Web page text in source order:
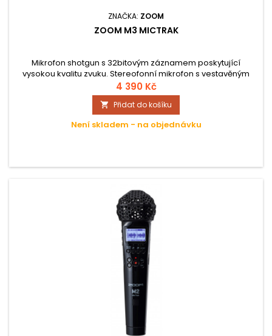
ZNAČKA: ZOOM
ZOOM M3 MICTRAK
Mikrofon shotgun s 32bitovým záznamem poskytující
vysokou kvalitu zvuku. Stereofonní mikrofon s vestavěným
rekordérem 32 bit. Možnost mono a stereo režimemu, M3
kdykoli uloží záložní Mid-Side RAW soubor.
4 390 Kč
 Přidat do košíku
Není skladem - na objednávku